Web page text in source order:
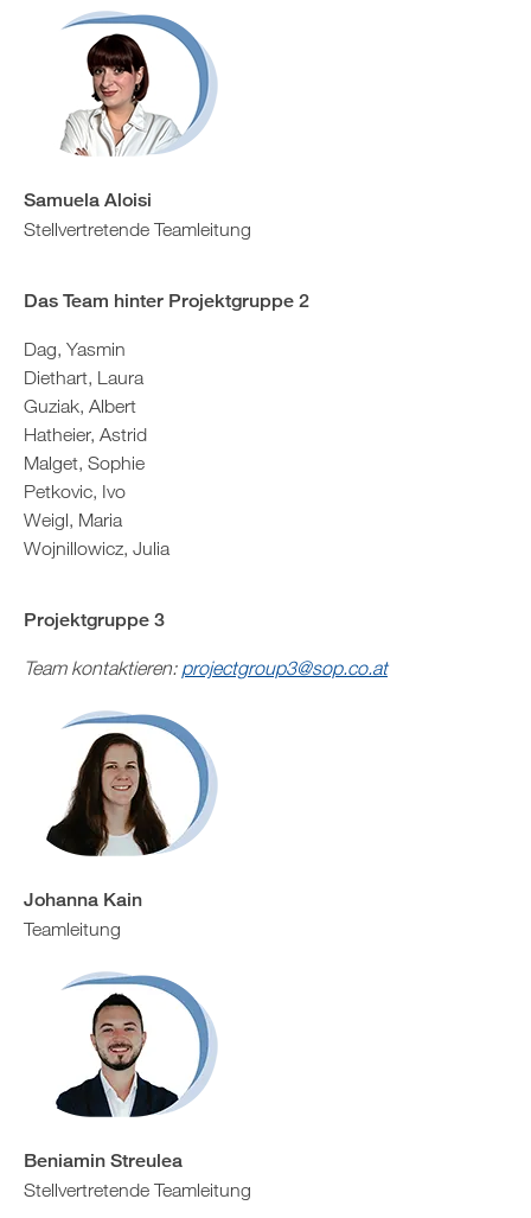
Samuela Aloisi
Stellvertretende Teamleitung
Das Team hinter Projektgruppe 2
Dag, Yasmin
Diethart, Laura
Guziak, Albert
Hatheier, Astrid
Malget, Sophie
Petkovic, Ivo
Weigl, Maria
Wojnillowicz, Julia
Projektgruppe 3
Team kontaktieren: projectgroup3@sop.co.at
Johanna Kain
Teamleitung
Beniamin Streulea
Stellvertretende Teamleitung